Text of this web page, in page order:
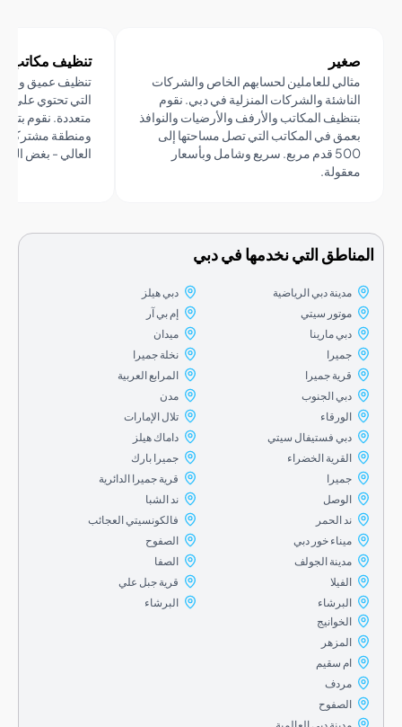
للعاملين لحسابهم الخاص والشركات
والشركات المنزلية في دبي. نقوم
المكاتب والأرفف والأرضيات والنوافذ
في المكاتب التي تصل مساحتها إلى
500 قدم مربع. سريع وشامل وبأسعار
تنظيف مكاتب الشركات
تنظيف عميق واسع النطاق
التي تحتوي على غرف أو
متعددة. نقوم بتنظيف كل
ومنطقة مشتركة وحمام
العالي - بغض النظر عن
التي نخدمها في دبي
مدينة دبي الرياضية
موتور سيتي
دبي مارينا
قرية جميرا
دبي الجنوب
دبي فستيفال سيتي
القرية الخضراء
ند الحمر
ميناء خور دبي
مدينة الجولف
البرشاء
دبي هيلز
نخلة جميرا
المرابع العربية
تلال الإمارات
داماك هيلز
جميرا بارك
قرية جميرا الدائرية
فالكونسيتي العجائب
قرية جبل علي
البرشاء
الخوانيج
ام سقيم